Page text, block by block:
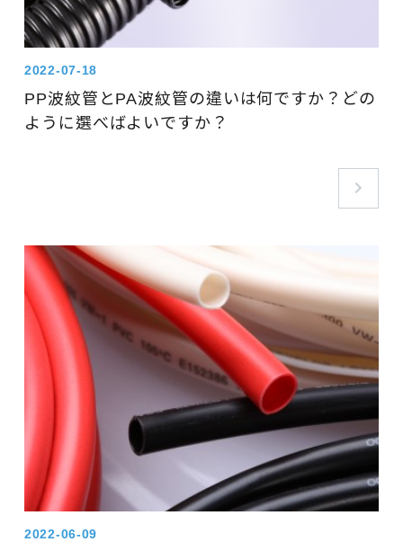
2022-07-18
PP波紋管とPA波紋管の違いは何ですか？どの
ように選べばよいですか？
2022-06-09